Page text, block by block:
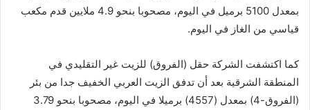
بمعدل 5100 برميل في اليوم، مصحوبا بنحو 4.9 ملايين قدم مكعب
قياسي من الغاز في اليوم.
كما اكتشفت الشركة حقل (الفروق) للزيت غير التقليدي في
المنطقة الشرقية بعد أن تدفق الزيت العربي الخفيف جدا من بئر
(الفروق-4) بمعدل (4557) برميلا في اليوم، مصحوبا بنحو 3.79